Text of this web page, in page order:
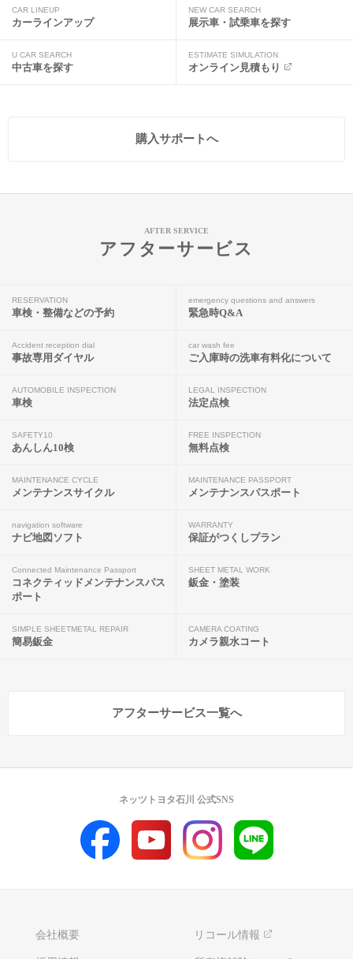
CAR LINEUP
カーラインアップ
NEW CAR SEARCH
展示車・試乗車を探す
U CAR SEARCH
中古車を探す
ESTIMATE SIMULATION
オンライン見積もり
購入サポートへ
AFTER SERVICE
アフターサービス
RESERVATION
車検・整備などの予約
emergency questions and answers
緊急時Q&A
Accident reception dial
事故専用ダイヤル
car wash fee
ご入庫時の洗車有料化について
AUTOMOBILE INSPECTION
車検
LEGAL INSPECTION
法定点検
SAFETY10
あんしん10検
FREE INSPECTION
無料点検
MAINTENANCE CYCLE
メンテナンスサイクル
MAINTENANCE PASSPORT
メンテナンスパスポート
navigation software
ナビ地図ソフト
WARRANTY
保証がつくしプラン
Connected Maintenance Passport
コネクティッドメンテナンスパス
ポート
SHEET METAL WORK
鈑金・塗装
SIMPLE SHEETMETAL REPAIR
簡易鈑金
CAMERA COATING
カメラ親水コート
アフターサービス一覧へ
会社概要 リコール情報
ネッツトヨタ石川 公式SNS